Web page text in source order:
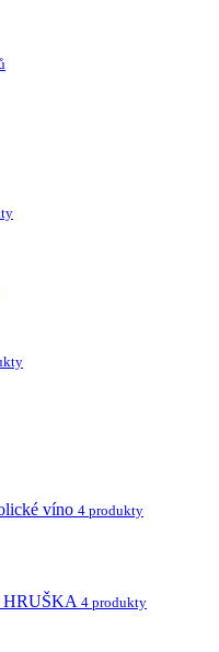
víno 4 produkty
HRUŠKA 4 produkty